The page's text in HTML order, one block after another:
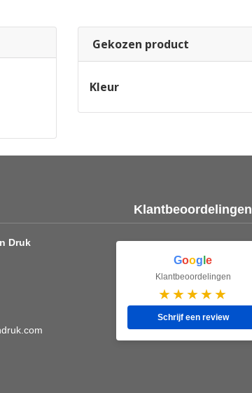
Gekozen product
Kleur
Druk
Klantbeoordelingen
Goog e
Klantbeoordelingen
★★★★★
Schrijf een review